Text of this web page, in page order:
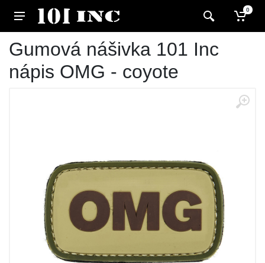
0
Gumová nášivka 101 Inc
nápis OMG - coyote